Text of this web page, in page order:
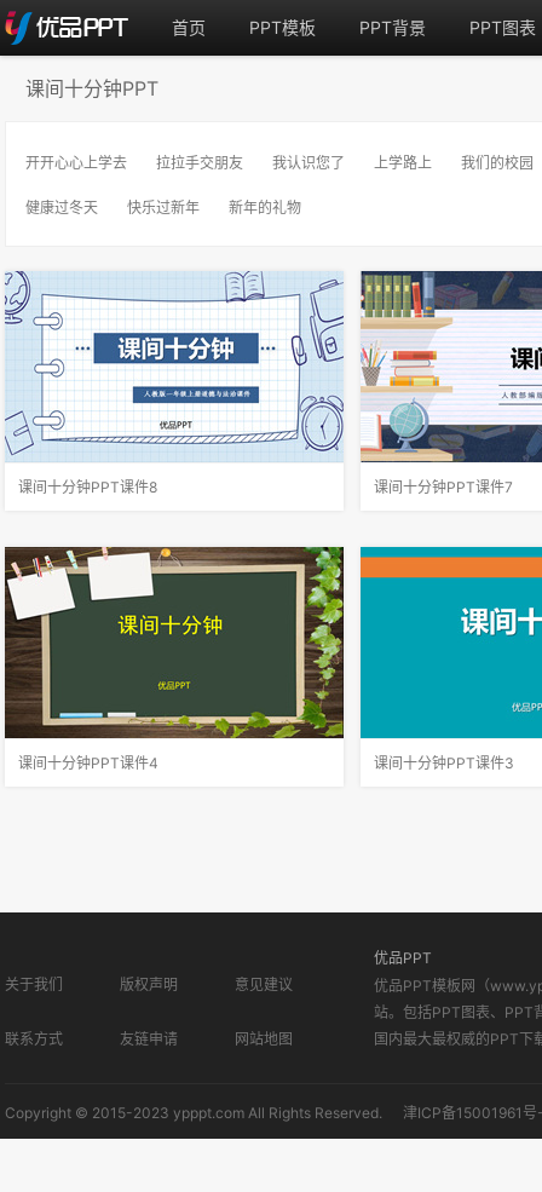
首页 PPT模板 PPT背景 PPT图表
课间十分钟PPT
开开心心上学去 拉拉手交朋友 我认识您了 上学路上 我们的校园
健康过冬天 快乐过新年 新年的礼物
课间十分钟PPT课件8
比如，玩游戏时，不能光顾着自己，要和小伙伴
和睦相处，互相协作；先玩一种游戏，再玩另一
种游戏，相互兼顾；要少数服从多数，积极参与
这样，同学们才能玩的开心，玩
课间十分钟PPT课件7
听它！说一说：你喜欢的
类(室内)：跳绳、老鹰捉
外)：下棋、翻花绳、折
鱼，二网下小雨，三网网
课间十分钟PPT课件4
课间十分钟PPT课件3
关于我们 版权声明 意见建议
联系方式 友链申请 网站地图
优品PPT
优品PPT模板网（
站。包括PPT图表、PPT
国内最大最权威的PPT下
Copyright © 2015-2023 ypppt.com All Rights Reserved. 津ICP备15001961号